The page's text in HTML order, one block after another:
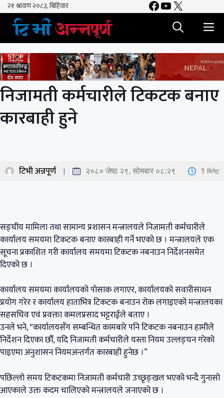
Skip
content
Facebook
YouTube
X
निजामती कर्मचारीले टिकटक बनाए
कारबाही हुने
टिभी अन्नपूर्ण २०८० जेष्ठ २९, सोमबार ०८:२९ 1 मिनेट
सङ्घीय मामिला तथा सामान्य प्रशासन मन्त्रालयले निजामती कर्मचारीले
कार्यालय समयमा टिकटक बनाए कारबाही गर्ने भएको छ । मन्त्रालयले एक
सूचना प्रकाशित गरी कार्यालय समयमा टिकटक नबनाउन निर्देशनसमेत
दिएको छ ।
कार्यालय समयमा कार्यालयको पोसाक लगाएर, कार्यालयको सवारीसाधन
प्रयोग गरेर र कार्यालय हाताभित्र टिकटक बनाउन रोक लगाइएको मन्त्रालयका
सहसचिव एवं प्रवक्ता कमलप्रसाद भट्टराईले बताए ।
उनले भने, “कार्यालयसँग सम्बन्धित कामबारे पनि टिकटक नबनाउन हामीले
निर्देशन दिएका छौँ, यदि निजामती कर्मचारीले यस्ता नियम उल्लङ्घन गरेको
पाइएमा अनुशासन नियमअन्तर्गत कारबाही हुनेछ ।”
पछिल्लो समय टिकटकमा निजामती कर्मचारी उच्छृङ्खल भएको भन्दै गुनासो
आएकाले उक्त कदम चालिएको मन्त्रालयले जनाएको छ ।